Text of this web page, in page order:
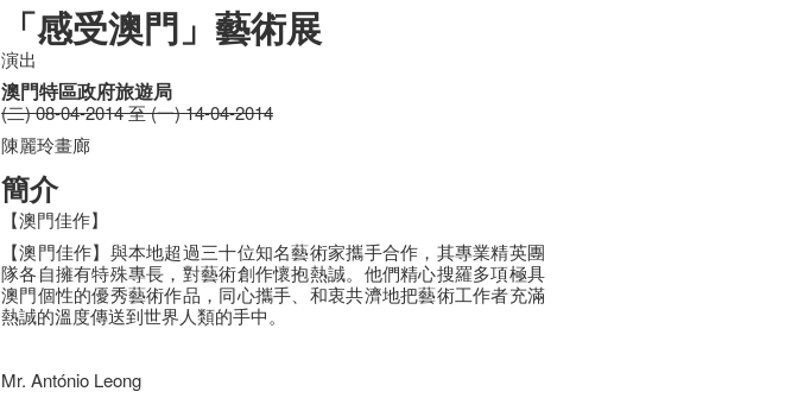
「感受澳門」藝術展
演出
澳門特區政府旅遊局
(二) 08-04-2014 至 (一) 14-04-2014
陳麗玲畫廊
簡介
【澳門佳作】
【澳門佳作】與本地超過三十位知名藝術家攜手合作，其專業精英團
隊各自擁有特殊專長，對藝術創作懷抱熱誠。他們精心搜羅多項極具
澳門個性的優秀藝術作品，同心攜手、和衷共濟地把藝術工作者充滿
熱誠的溫度傳送到世界人類的手中。
Mr. António Leong